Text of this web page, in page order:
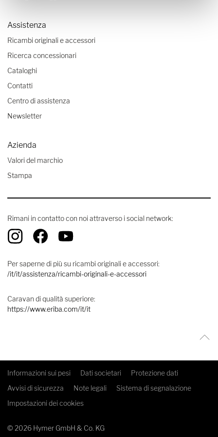
Assistenza
Ricambi originali e accessori
Ricerca concessionari
Cataloghi
Contatti
Centro di assistenza
Newsletter
Azienda
Valori del marchio
Stampa
Rimani in contatto con noi attraverso i social network:
Per saperne di più su ricambi originali e accessori:
/it/it/assistenza/ricambi-originali-e-accessori
Caravan di qualità superiore:
https://www.eriba.com/it/it
Informazioni sui pesi Dati societari
Protezione dati
Avvisi di sicurezza
Note legali
Sistema di segnalazione
Impostazioni dei cookies
© 2026 Hymer GmbH & Co. KG